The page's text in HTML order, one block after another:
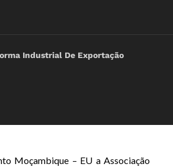
Industrial De Exportação
Moçambique – EU a Associação